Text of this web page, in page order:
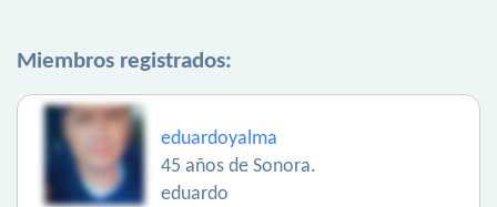
Miembros registrados:
eduardoyalma
45 años de Sonora.
eduardo